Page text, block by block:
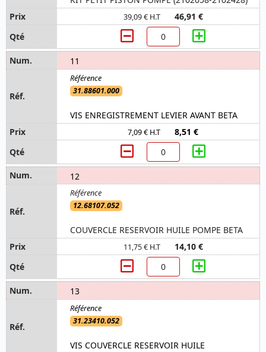
39,09 € H.T 46,91 €
11
31.88601.000
VIS ENREGISTREMENT LEVIER AVANT BETA
7,09 € H.T 8,51 €
12
12.68107.052
COUVERCLE RESERVOIR HUILE POMPE BETA
11,75 € H.T 14,10 €
13
31.23410.052
VIS COUVERCLE RESERVOIR HUILE